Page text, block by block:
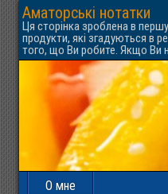
Аматорські нотатки
Ця сторінка зроблена в
продукти, які згадуються в
того, що Ви робите. Якщо Ви
О мне